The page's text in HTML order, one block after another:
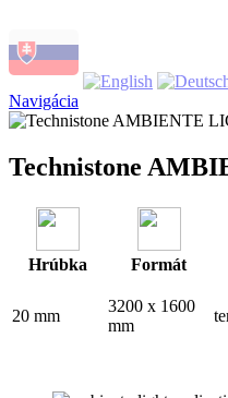
Navigácia
Technistone
Hrúbka Formát
20 mm
3200 x 1600
mm